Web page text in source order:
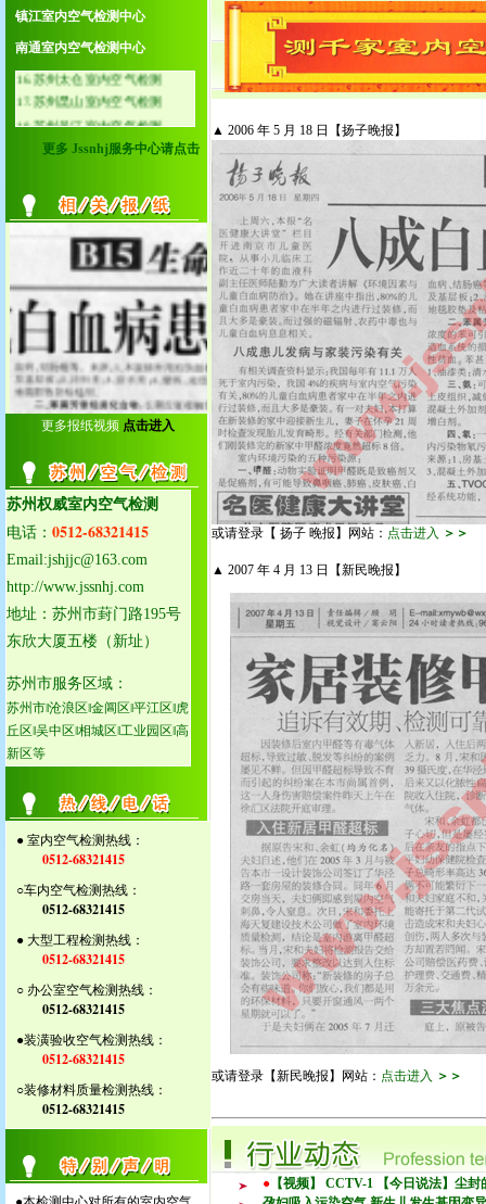
镇江室内空气检测中心
南通室内空气检测中心
15.苏州张家港室内空气检测
17.苏州昆山室内空气检测
18.苏州吴江室内空气检测
19.无锡江阴室内空气检测
20.无锡宜兴室内空气检测
21.常州金坛室内空气检测
23.南京溧水室内空气检测
24.南京高淳室内空气检测
25.泰州泰兴室内空气检测
26.泰州姜堰室内空气检测
27.泰州靖江室内空气检测
28.泰州兴化室内空气检测
29.启东室内空气检测中心
30.海门室内空气检测中心
31.通州室内空气检测中心
32.如皋室内空气检测中心
33.如东室内空气检测中心
更多 Jssnhj服务中心请点击
更多报纸视频 点击进入
苏州权威室内空气检测
电话： 0512-68321415
Email:jshjjc@163.com
http://www.jssnhj.com
地址：苏州市葑门路195号
东欣大厦五楼（新址）
苏州市服务区域：
苏州市‖沧浪区‖金阊区‖平江区‖虎
丘区‖吴中区‖相城区‖工业园区‖高
新区等
● 室内空气检测热线：
0512-68321415
○车内空气检测热线：
0512-68321415
● 大型工程检测热线：
0512-68321415
○ 办公室空气检测热线：
0512-68321415
●装潢验收空气检测热线：
0512-68321415
○装修材料质量检测热线：
0512-68321415
▲ 2006 年 5 月 18 日【扬子晚报】
或请登录【 扬子 晚报】网站： 点击进入 ＞＞
▲ 2007 年 4 月 13 日【新民晚报】
或请登录【新民晚报】网站： 点击进入 ＞＞
● 【视频】 CCTV-1 【今日说法】尘封